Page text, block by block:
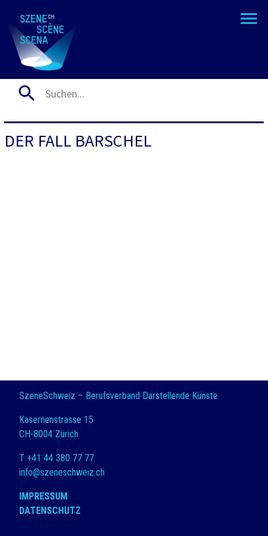
DER FALL BARSCHEL
SzeneSchweiz – Berufsverband Darstellende Künste
Kasernenstrasse 15
CH-8004 Zürich
T +41 44 380 77 77
info@szeneschweiz.ch
IMPRESSUM
DATENSCHUTZ